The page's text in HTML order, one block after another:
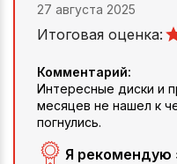
27 августа 2025
Итоговая оценка:
Комментарий:
Интересные диски и
месяцев не нашел к
погнулись.
Я рекомендую